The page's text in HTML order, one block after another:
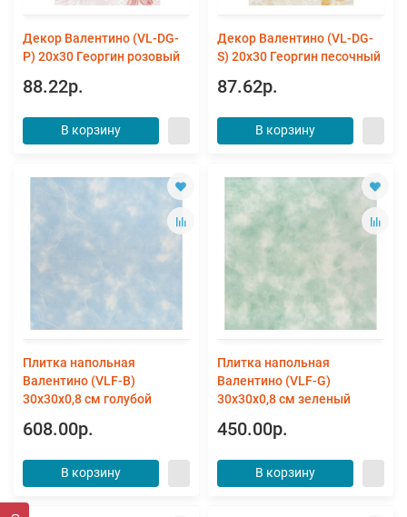
Декор Валентино (VL-DG-
P) 20x30 Георгин розовый
88.22р.
В корзину
Декор Валентино (VL-DG-
S) 20x30 Георгин песочный
87.62р.
В корзину
Плитка напольная
Валентино (VLF-B)
30x30x0,8 см голубой
608.00р.
В корзину
Плитка напольная
Валентино (VLF-G)
30x30x0,8 см зеленый
450.00р.
В корзину